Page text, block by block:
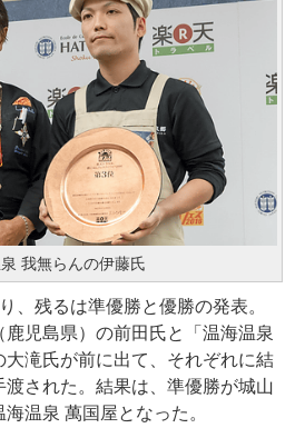
我無らんの伊藤氏
、残るは準優勝と優勝の発表。
鹿児島県）の前田氏と「温海温泉
滝氏が前に出て、それぞれに結
された。結果は、準優勝が城山
温泉 萬国屋となった。